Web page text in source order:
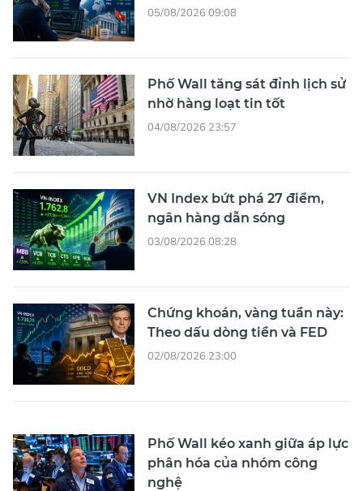
05/08/2026 09:08
Phố Wall tăng sát đỉnh lịch sử
nhờ hàng loạt tin tốt
04/08/2026 23:57
VN Index bứt phá 27 điểm,
ngân hàng dẫn sóng
03/08/2026 08:28
Chứng khoán, vàng tuần này:
Theo dấu dòng tiền và FED
02/08/2026 23:00
Phố Wall kéo xanh giữa áp lực
phân hóa của nhóm công
nghệ